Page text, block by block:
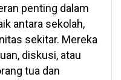
penting dalam
antara sekolah,
sekitar. Mereka
diskusi, atau
tua dan